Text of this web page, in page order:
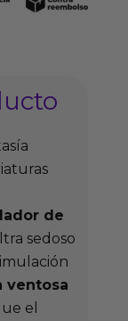
de
sedoso
ventosa
el